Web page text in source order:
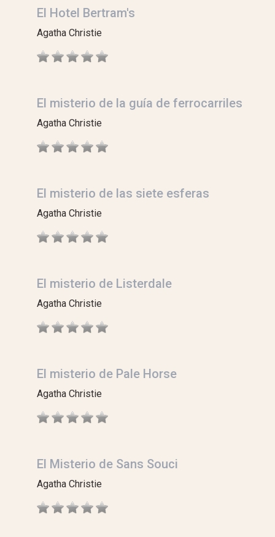
El Hotel Bertram's
Agatha Christie
El misterio de la guía de ferrocarriles
Agatha Christie
El misterio de las siete esferas
Agatha Christie
El misterio de Listerdale
Agatha Christie
El misterio de Pale Horse
Agatha Christie
El Misterio de Sans Souci
Agatha Christie